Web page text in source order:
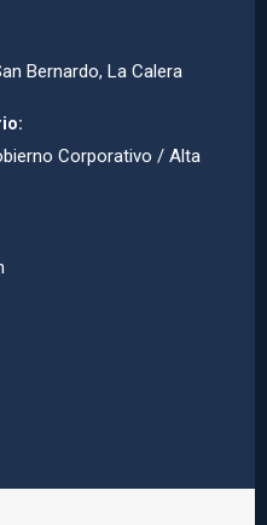
Bernardo, La Calera
Corporativo / Alta